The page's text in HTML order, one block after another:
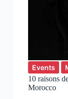
Events
10 raisons
Morocco